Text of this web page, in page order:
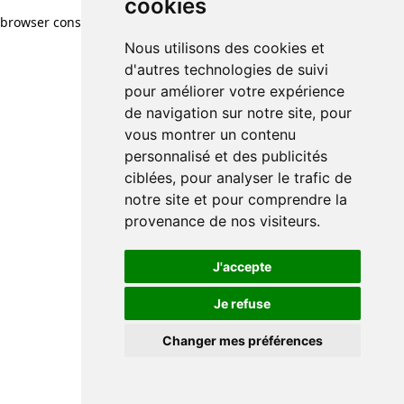
cookies
Nous utilisons des cookies et
d'autres technologies de suivi
pour améliorer votre expérience
de navigation sur notre site, pour
vous montrer un contenu
personnalisé et des publicités
ciblées, pour analyser le trafic de
notre site et pour comprendre la
provenance de nos visiteurs.
J'accepte
Je refuse
Changer mes préférences
browser console for more information)